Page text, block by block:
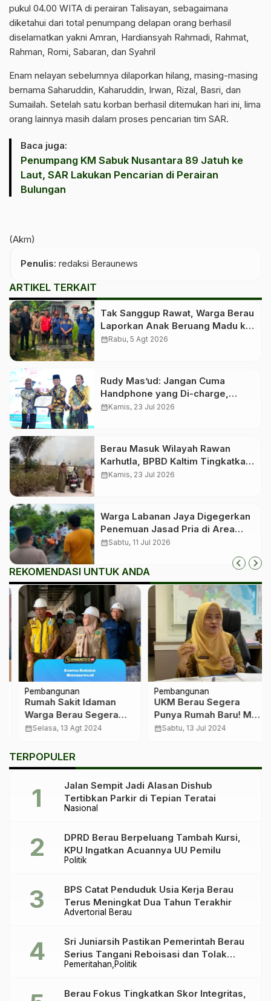
pukul 04.00 WITA di perairan Talisayan, sebagaimana
diketahui dari total penumpang delapan orang berhasil
diselamatkan yakni Amran, Hardiansyah Rahmadi, Rahmat,
Rahman, Romi, Sabaran, dan Syahril
‎Enam nelayan sebelumnya dilaporkan hilang, masing-masing
bernama Saharuddin, Kaharuddin, Irwan, Rizal, Basri, dan
Sumailah. Setelah satu korban berhasil ditemukan hari ini, lima
orang lainnya masih dalam proses pencarian tim SAR.
Baca juga:
Penumpang KM Sabuk Nusantara 89 Jatuh ke
Laut, SAR Lakukan Pencarian di Perairan
Bulungan
(Akm)
Penulis: redaksi Beraunews
ARTIKEL TERKAIT
Tak Sanggup Rawat, Warga Berau
Laporkan Anak Beruang Madu ke
Petugas
calendar_monthRabu, 5 Agt 2026
Rudy Mas’ud: Jangan Cuma
Handphone yang Di-charge,
Keluarga Juga Wajib Di-charge
calendar_monthKamis, 23 Jul 2026
Berau Masuk Wilayah Rawan
Karhutla, BPBD Kaltim Tingkatkan
Kewaspadaan Jelang Puncak
calendar_monthKamis, 23 Jul 2026
Warga Labanan Jaya Digegerkan
Penemuan Jasad Pria di Area
Perkebunan
calendar_monthSabtu, 11 Jul 2026
REKOMENDASI UNTUK ANDA
Pembangunan
Rumah Sakit Idaman
Warga Berau Segera
Terwujud!
Selasa, 13 Agt 2024
Pembangunan
UKM Berau Segera
Punya Rumah Baru! MPP
dan UKM Center Akan
Sabtu, 13 Jul 2024
TERPOPULER
Nasional
Jalan Sempit Jadi Alasan Dishub
Tertibkan Parkir di Tepian Teratai
Politik
DPRD Berau Berpeluang Tambah Kursi,
KPU Ingatkan Acuannya UU Pemilu
Advertorial Berau
BPS Catat Penduduk Usia Kerja Berau
Terus Meningkat Dua Tahun Terakhir
Pemeritahan Politik
Sri Juniarsih Pastikan Pemerintah Berau
Serius Tangani Reboisasi dan Tolak
Praktik Ilegal
Berau Fokus Tingkatkan Skor Integritas,